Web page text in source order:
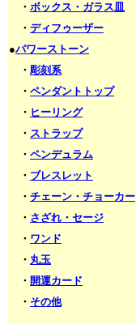
・ ボックス・ガラス皿
・ ディフゥーザー
●パワーストーン
・ 彫刻系
・ ペンダントトップ
・ ヒーリング
・ ストラップ
・ ペンデュラム
・ ブレスレット
・ チェーン・チョーカー
・ さざれ・セージ
・ ワンド
・ 丸玉
・ 開運カード
・ その他